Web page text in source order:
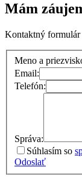
Mám
Kontaktný formulár
Meno a
Email:
Telefón:
Správa:
Súhlasím so
Odoslať